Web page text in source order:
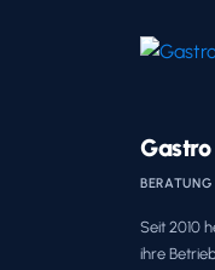
Seit 2010
ihre